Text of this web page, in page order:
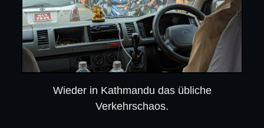
Wieder in Kathmandu das übliche
Verkehrschaos.